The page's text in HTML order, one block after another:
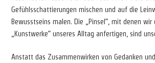
Gefühlsschattierungen mischen und auf die
Bewusstseins malen. Die „Pinsel“, mit denen
„Kunstwerke“ unseres Alltag anfertigen, sind
Anstatt das Zusammenwirken von Gedanken